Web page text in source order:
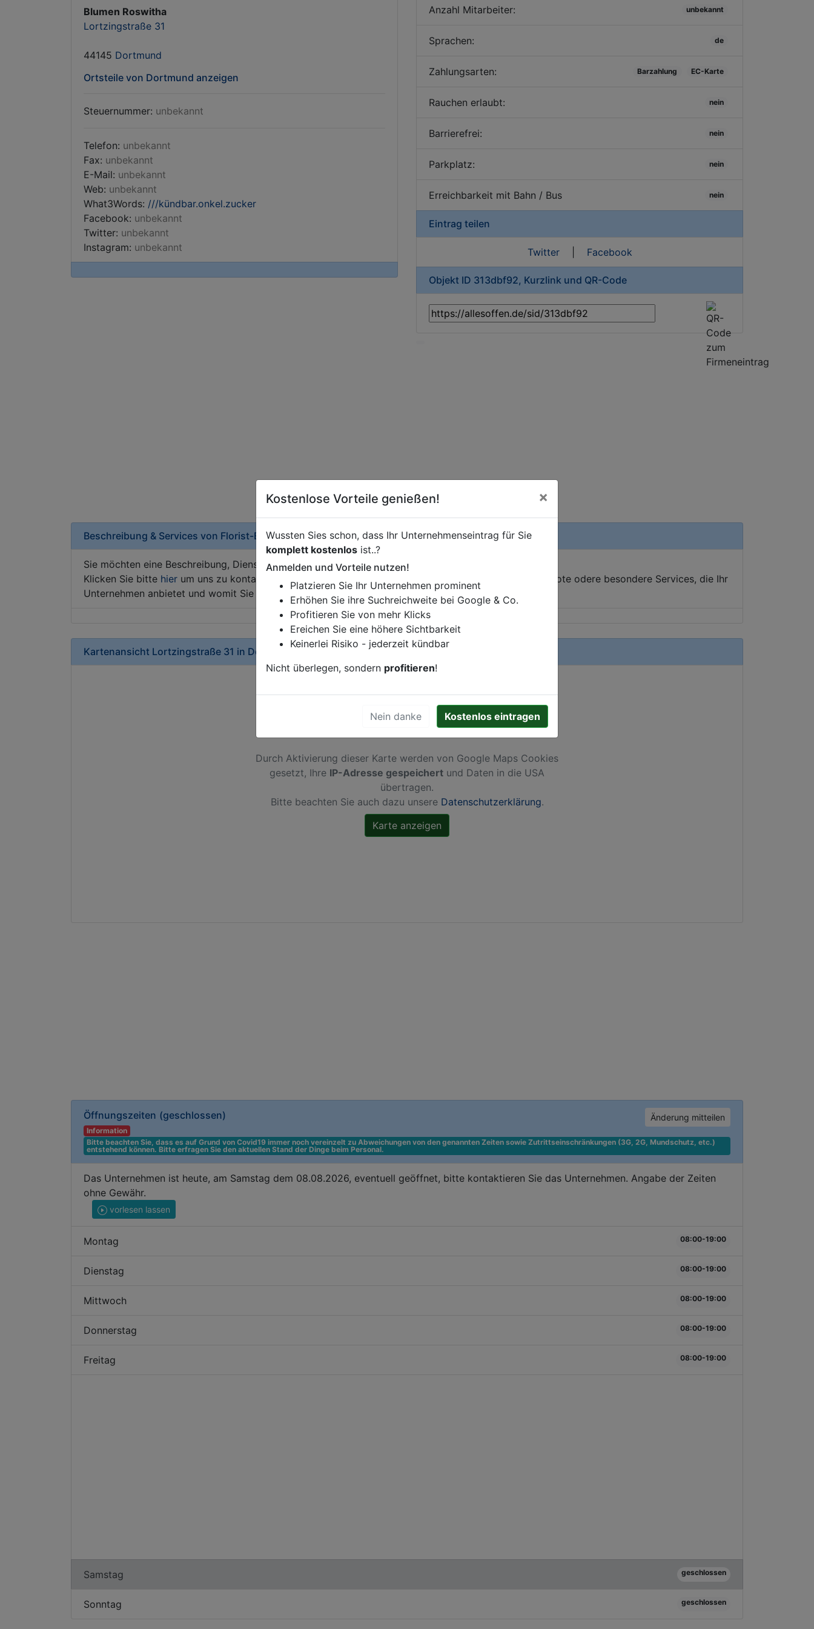
Blumen Roswitha
Lortzingstraße 31
44145 Dortmund
Ortsteile von Dortmund anzeigen
Steuernummer: unbekannt
Telefon: unbekannt
Fax: unbekannt
E-Mail: unbekannt
Web: unbekannt
What3Words: ///kündbar.onkel.zucker
Facebook: unbekannt
Twitter: unbekannt
Instagram: unbekannt
Öffnungszeiten (geschlossen) Änderung mitteilen
Information
Bitte beachten Sie, dass es auf Grund von Covid19 immer noch vereinzelt zu Abweichungen von den genannten Zeiten sowie Zutrittseinschränkungen (3G, 2G, Mundschutz, etc.)
entstehend können. Bitte erfragen Sie den aktuellen Stand der Dinge beim Personal.
Das Unternehmen ist heute, am Samstag dem 08.08.2026, eventuell geöffnet, bitte kontaktieren Sie das Unternehmen. Angabe der Zeiten
ohne Gewähr.
vorlesen lassen
Montag 08:00-19:00
Dienstag 08:00-19:00
Mittwoch 08:00-19:00
Donnerstag 08:00-19:00
Freitag 08:00-19:00
Samstag geschlossen
Sonntag geschlossen
Anzahl Mitarbeiter: unbekannt
Sprachen: de
Zahlungsarten: Barzahlung EC-Karte
Rauchen erlaubt: nein
Barrierefrei: nein
Parkplatz: nein
Erreichbarkeit mit Bahn / Bus nein
Eintrag teilen
Twitter| Facebook
Objekt ID 313dbf92, Kurzlink und QR-Code
Beschreibung & Services von Florist-Blumenladen-Blumenhandel
Sie möchten eine Beschreibung, Dienstleistung oder andere relevante Informationen hinzufügen?
Klicken Sie bitte hier um uns zu kontaktieren. Gerne erweitern wir Ihren Firmeneintrag um Sonderangebote odere besondere Services, die Ihr
Unternehmen anbietet und womit Sie sich von Ihren Wettbewerbern abheben.
Kartenansicht Lortzingstraße 31 in Dortmund
Durch Aktivierung dieser Karte werden von Google Maps Cookies
gesetzt, Ihre IP-Adresse gespeichert und Daten in die USA
übertragen.
Bitte beachten Sie auch dazu unsere Datenschutzerklärung.
Kostenlose Vorteile genießen! ×
Wussten Sies schon, dass Ihr Unternehmenseintrag für Sie
komplett kostenlos ist..?
Anmelden und Vorteile nutzen!
Platzieren Sie Ihr Unternehmen prominent
Erhöhen Sie ihre Suchreichweite bei Google & Co.
Profitieren Sie von mehr Klicks
Ereichen Sie eine höhere Sichtbarkeit
Keinerlei Risiko - jederzeit kündbar
Nicht überlegen, sondern profitieren!
Nein danke Kostenlos eintragen